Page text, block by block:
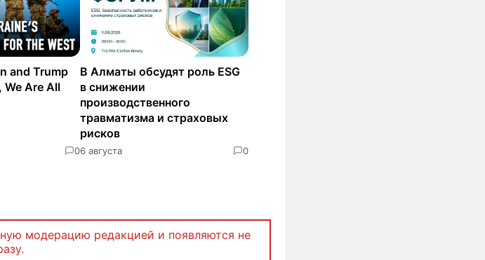
and Trump
We Are All
0
В Алматы обсудят роль ESG
в снижении
производственного
травматизма и страховых
рисков
6 августа 0
модерацию редакцией и появляются не